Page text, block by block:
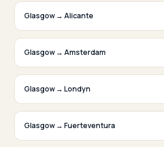
Glasgow → Alicante
Glasgow → Amsterdam
Glasgow → Londyn
Glasgow → Fuerteventura